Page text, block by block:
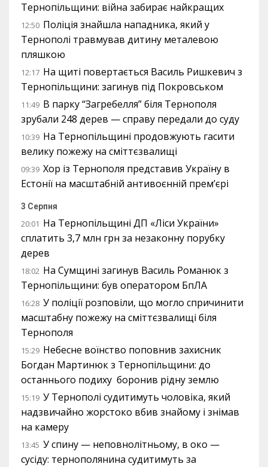
Тернопільщини: війна забирає найкращих
12:50 Поліція знайшла нападника, який у
Тернополі травмував дитину металевою
пляшкою
12:17 На щиті повертається Василь Ришкевич з
Тернопільщини: загинув під Покровськом
11:49 В парку “Загребелля” біля Тернополя
зрубали 248 дерев — справу передали до суду
10:39 На Тернопільщині продовжують гасити
велику пожежу на сміттєзвалищі
09:39 Хор із Тернополя представив Україну в
Естонії на масштабній антивоєнній прем’єрі
3 Серпня
20:01 На Тернопільщині ДП «Ліси України»
сплатить 3,7 млн грн за незаконну порубку
дерев
18:02 На Сумщині загинув Василь Романюк з
Тернопільщини: був оператором БпЛА
16:28 У поліції розповіли, що могло спричинити
масштабну пожежу на сміттєзвалищі біля
Тернополя
15:29 Небесне воїнство поповнив захисник
Богдан Мартинюк з Тернопільщини: до
останнього подиху боронив рідну землю
15:19 У Тернополі судитимуть чоловіка, який
надзвичайно жорстоко вбив знайому і знімав
на камеру
13:45 У спину — неповнолітньому, в око —
сусіду: тернополянина судитимуть за